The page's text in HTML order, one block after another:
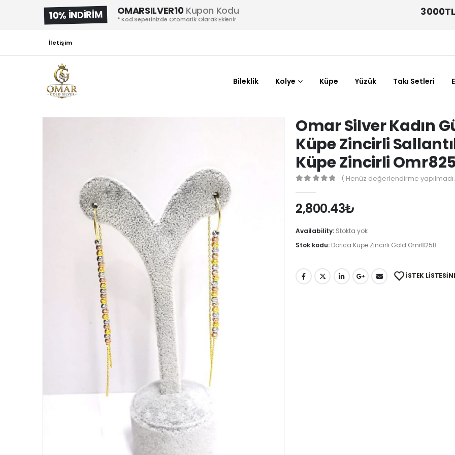
10% İNDİRİM OMARSILVER10Kupon Kodu
* Kod Sepetinizde Otomatik Olarak Eklenir
İletişim
Bileklik Kolye Küpe Yüzük Takı Setleri
Omar Silver Kadın
Küpe Zincirli
Küpe Zincirli
( Henüz değerlendirme
2,800.43₺
Availability: Stokta yok
Stok kodu: Dorica Küpe Zincirli Gold Omr8258
İSTEK